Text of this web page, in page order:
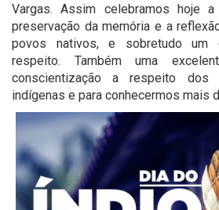
Vargas. Assim celebramos hoje
preservação da memória e a
povos nativos, e sobretudo um
respeito. Também uma
conscientização a respeito
indígenas e para conhecermos mais